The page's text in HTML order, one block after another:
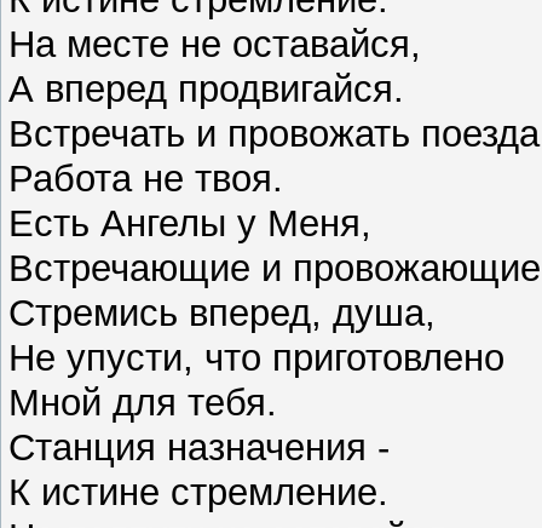
На месте не оставайся,
А вперед продвигайся.
Встречать и провожать
Работа не твоя.
Есть Ангелы у Меня,
Встречающие и
Стремись вперед, душа,
Не упусти, что приготовлено
Мной для тебя.
Станция назначения -
К истине стремление.